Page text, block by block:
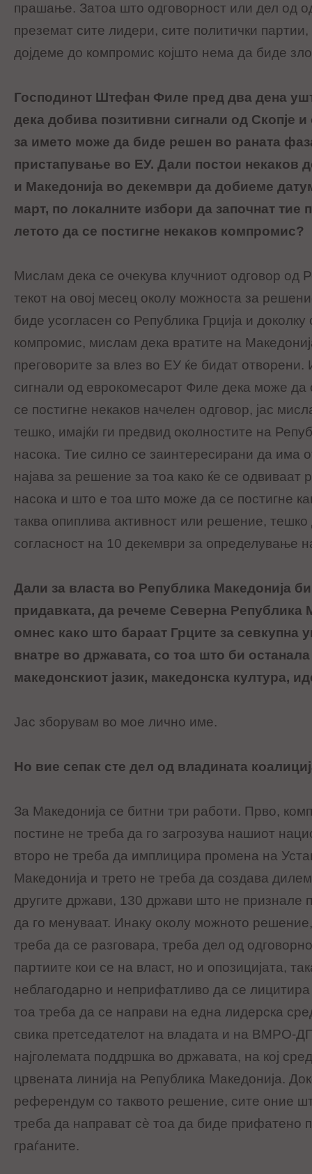
прашање. Затоа што одговорност или дел од
преземат сите лидери, сите политички
дојдеме до компромис којшто нема да биде
Господинот Штефан Филе пред два дена
дека добива позитивни сигнали од Скопје
за името може да биде решен во раната
пристапување во ЕУ. Дали постои некаков
и Македонија во декември да добиеме
март, по локалните избори да започнат тие
летото да се постигне некаков компромис?
Мислам дека се очекува клучниот одговор од
текот на овој месец околу можноста за
биде усогласен со Република Грција и доколку
компромис, мислам дека вратите на
преговорите за влез во ЕУ ќе бидат
сигнали од еврокомесарот Филе дека може да
се постигне некаков начелен одговор, јас
тешко, имајќи ги предвид околностите на
насока. Тие силно се заинтересирани да има
најава за решение за тоа како ќе се одвиваат
насока и што е тоа што може да се постигне
таква опиплива активност или решение, тешко
согласност на 10 декември за определување
Дали за власта во Република Македонија
придавката, да речеме Северна Република
омнес како што бараат Грците за севкупна
внатре во државата, со тоа што би
македонскиот јазик, македонска култура,
Јас зборувам во мое лично име.
Но вие сепак сте дел од владината
За Македонија се битни три работи. Прво,
постине не треба да го загрозува нашиот
второ не треба да имплицира промена на
Македонија и трето не треба да создава
другите држави, 130 држави што не признале
да го менуваат. Инаку околу можното
треба да се разговара, треба дел од
партиите кои се на власт, но и опозицијата,
неблагодарно и неприфатливо да се
тоа треба да се направи на една лидерска
свика претседателот на владата и на ВМРО-
најголемата поддршка во државата, на кој
црвената линија на Република Македонија.
референдум со таквото решение, сите оние
треба да направат сè тоа да биде прифатено
граѓаните.